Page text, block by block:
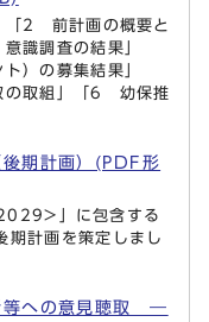
「2 前計画の概要と
識調査の結果」
）の募集結果」
の取組」「6 幼保推
期計画）(PDF形
」に包含する
期計画を策定しまし
等への意見聴取 ―